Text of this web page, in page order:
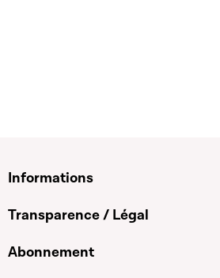
Informations
Transparence / Légal
Abonnement